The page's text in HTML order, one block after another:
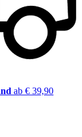
ab € 39,90